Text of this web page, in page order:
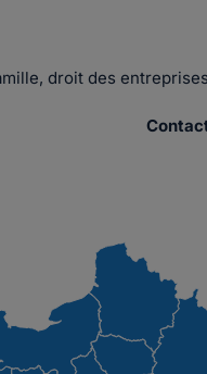
droit des